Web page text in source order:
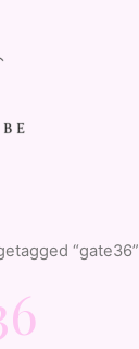
“gate36”